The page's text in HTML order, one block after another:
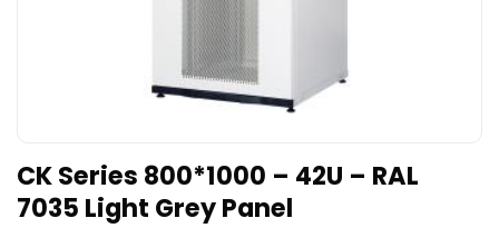
CK Series 800*1000 – 42U – RAL
7035 Light Grey Panel